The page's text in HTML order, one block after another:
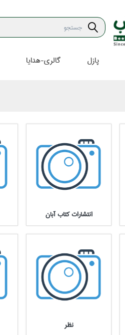
پازل گالري-هدايا
انتشارات كتاب آبان
نظر